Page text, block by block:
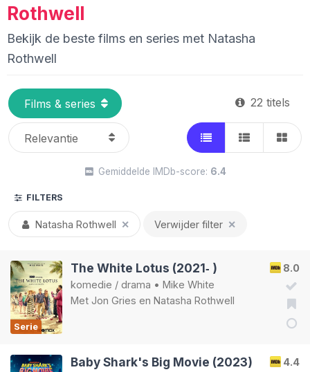
Rothwell
Bekijk de beste films en series met Natasha
Rothwell
22 titels
Gemiddelde IMDb-score: 6.4
FILTERS
Natasha Rothwell ✕ Verwijder filter ✕
Serie
8.0
The White Lotus (2021‑ )
komedie / drama • Mike White
Met Jon Gries en Natasha Rothwell
4.4
Baby Shark's Big Movie (2023)